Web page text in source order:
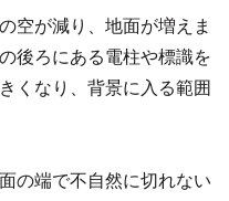
空が減り、地面が増えま
後ろにある電柱や標識を
くなり、背景に入る範囲
の端で不自然に切れない